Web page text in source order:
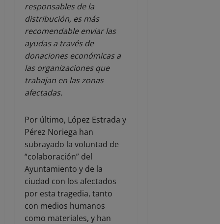
responsables de la
distribución, es más
recomendable enviar las
ayudas a través de
donaciones económicas a
las organizaciones que
trabajan en las zonas
afectadas.
Por último, López Estrada y
Pérez Noriega han
subrayado la voluntad de
“colaboración” del
Ayuntamiento y de la
ciudad con los afectados
por esta tragedia, tanto
con medios humanos
como materiales, y han